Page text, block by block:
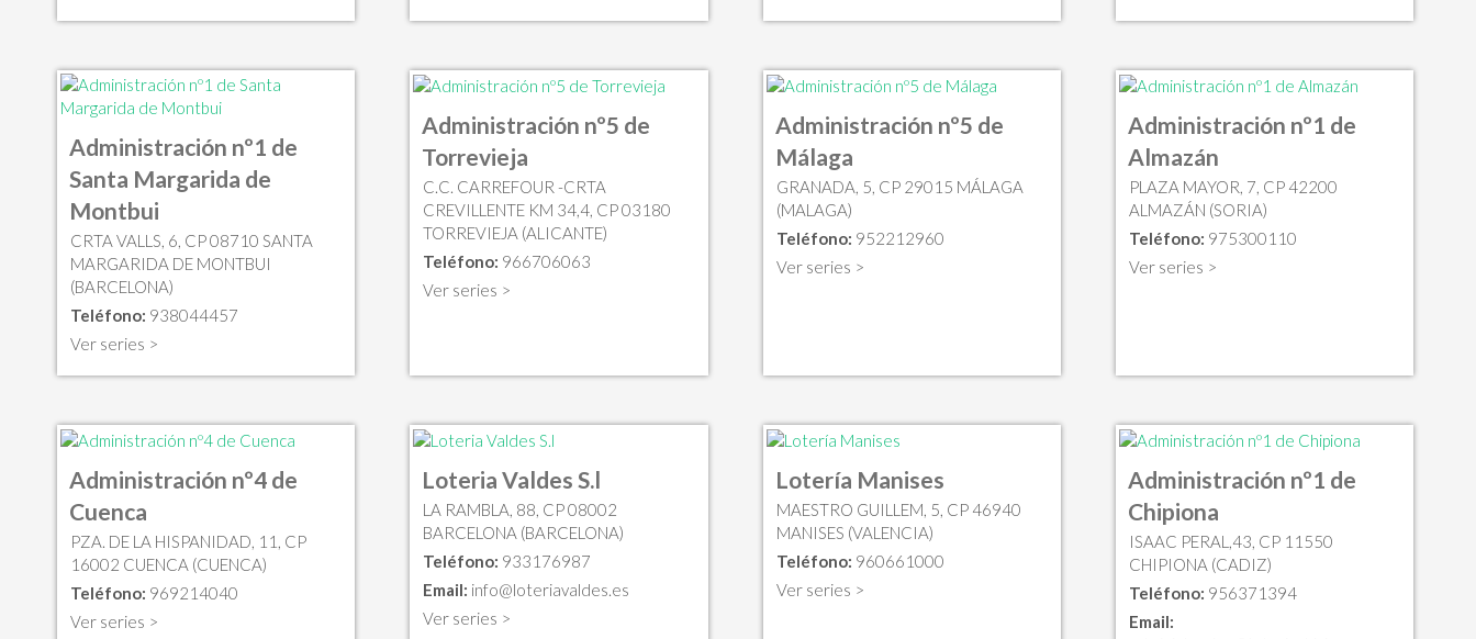
Administración nº1 de
Santa Margarida de
Montbui
CRTA VALLS, 6, CP 08710 SANTA
MARGARIDA DE MONTBUI
(BARCELONA)
Teléfono: 938044457
Ver series >
Administración nº5 de
Torrevieja
C.C. CARREFOUR -CRTA
CREVILLENTE KM 34,4, CP 03180
TORREVIEJA (ALICANTE)
Teléfono: 966706063
Ver series >
Administración nº5 de
Málaga
GRANADA, 5, CP 29015 MÁLAGA
(MALAGA)
Teléfono: 952212960
Ver series >
Administración nº1 de
Almazán
PLAZA MAYOR, 7, CP 42200
ALMAZÁN (SORIA)
Teléfono: 975300110
Ver series >
Administración nº4 de
Cuenca
PZA. DE LA HISPANIDAD, 11, CP
16002 CUENCA (CUENCA)
Teléfono: 969214040
Ver series >
Loteria Valdes S.l
LA RAMBLA, 88, CP 08002
BARCELONA (BARCELONA)
Teléfono: 933176987
Email: info@loteriavaldes.es
Ver series >
Lotería Manises
MAESTRO GUILLEM, 5, CP 46940
MANISES (VALENCIA)
Teléfono: 960661000
Ver series >
Administración nº1 de
Chipiona
ISAAC PERAL,43, CP 11550
CHIPIONA (CADIZ)
Teléfono: 956371394
Email: